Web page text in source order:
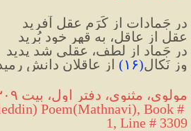
در جَمادات از کَرَم عقل آفرید
عقل از عاقل، به قهرِ خود بُرید
در جَماد از لطف، عقلی شد پدید
وز نَکال(۱۶) از عاقلان دانش
مولوی، مثنوی، دفتر اول، بیت ۳۳۰۹
Poem(Mathnavi), Book #
1, Line # 3309